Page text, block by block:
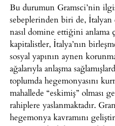
Bu durumun Gramsci’nin
sebeplerinden biri de, İtalyan
nasıl domine ettiğini anlama
kapitalistler, İtalya’nın
sosyal yapının aynen
ağalarıyla anlaşma
toplumda hegemonyasını
mahallede “eskimiş” olması
rahiplere yaslanmaktadır.
hegemonya kavramını